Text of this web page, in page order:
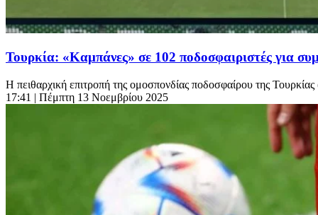
Τουρκία: «Καμπάνες» σε 102 ποδοσφαιριστές για
Η πειθαρχική επιτροπή της ομοσπονδίας ποδοσφαίρου της
17:41 | Πέμπτη 13 Νοεμβρίου 2025